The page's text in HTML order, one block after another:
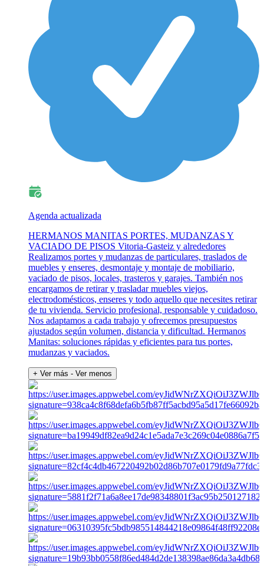
Agenda actualizada
HERMANOS MANITAS PORTES, MUDANZAS Y
VACIADO DE PISOS Vitoria-Gasteiz y alrededores
Realizamos portes y mudanzas de particulares, traslados de
muebles y enseres, desmontaje y montaje de mobiliario,
vaciado de pisos, locales, trasteros y garajes. También nos
encargamos de retirar y trasladar muebles viejos,
electrodomésticos, enseres y todo aquello que necesites retirar
de tu vivienda. Servicio profesional, responsable y cuidadoso.
Nos adaptamos a cada trabajo y ofrecemos presupuestos
ajustados según volumen, distancia y dificultad. Hermanos
Manitas: soluciones rápidas y eficientes para tus portes,
mudanzas y vaciados.
+ Ver más - Ver menos